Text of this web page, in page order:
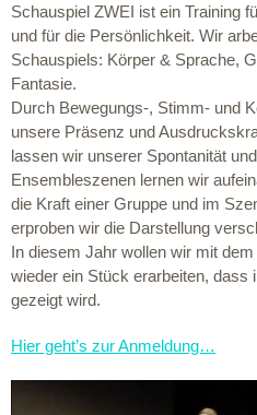
Schauspiel ZWEI ist ein Training
und für die Persönlichkeit. Wir
Schauspiels: Körper & Sprache,
Fantasie.
Durch Bewegungs-, Stimm- und
unsere Präsenz und
lassen wir unserer Spontanität
Ensembleszenen lernen wir
die Kraft einer Gruppe und im
erproben wir die Darstellung
In diesem Jahr wollen wir mit
wieder ein Stück erarbeiten, dass
gezeigt wird.
Hier geht’s zur Anmeldung…